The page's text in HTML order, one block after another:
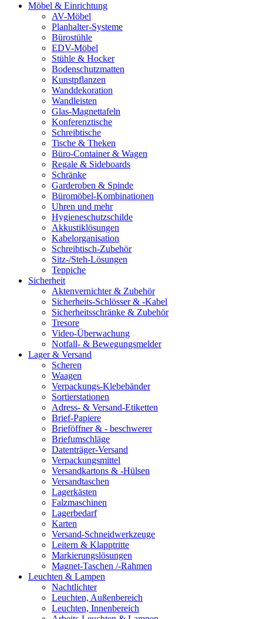
Möbel & Einrichtung
AV-Möbel
Planhalter-Systeme
Bürostühle
EDV-Möbel
Stühle & Hocker
Bodenschutzmatten
Kunstpflanzen
Wanddekoration
Wandleisten
Glas-Magnettafeln
Konferenztische
Schreibtische
Tische & Theken
Büro-Container & Wagen
Regale & Sideboards
Schränke
Garderoben & Spinde
Büromöbel-Kombinationen
Uhren und mehr
Hygieneschutzschilde
Akkustiklösungen
Kabelorganisation
Schreibtisch-Zubehör
Sitz-/Steh-Lösungen
Teppiche
Sicherheit
Aktenvernichter & Zubehör
Sicherheits-Schlösser & -Kabel
Sicherheitsschränke & Zubehör
Tresore
Video-Überwachung
Notfall- & Bewegungsmelder
Lager & Versand
Scheren
Waagen
Verpackungs-Klebebänder
Sortierstationen
Adress- & Versand-Etiketten
Brief-Papiere
Brieföffner & - beschwerer
Briefumschläge
Datenträger-Versand
Verpackungsmittel
Versandkartons & -Hülsen
Versandtaschen
Lagerkästen
Falzmaschinen
Lagerbedarf
Karten
Versand-Schneidwerkzeuge
Leitern & Klapptritte
Markierungslösungen
Magnet-Taschen /-Rahmen
Leuchten & Lampen
Nachtlichter
Leuchten, Außenbereich
Leuchten, Innenbereich